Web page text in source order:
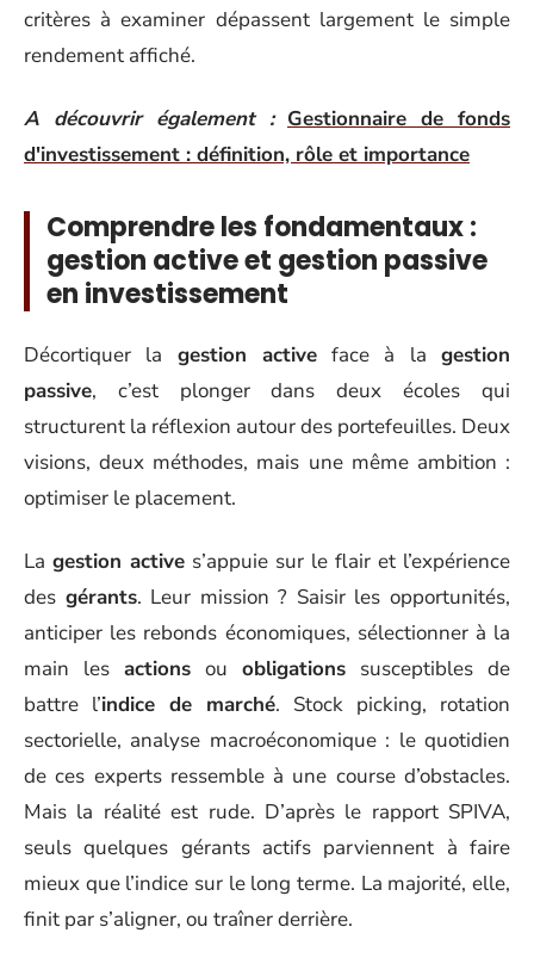
critères à examiner dépassent largement le simple
rendement affiché.
A découvrir également : Gestionnaire de fonds
d'investissement : définition, rôle et importance
Comprendre les fondamentaux :
gestion active et gestion passive
en investissement
Décortiquer la gestion activeface à lagestion
passive, c’est plonger dans deux écoles qui
structurent la réflexion autour des portefeuilles. Deux
visions, deux méthodes, mais une même ambition :
optimiser le placement.
La gestion active s’appuie sur le flair et l’expérience
des gérants. Leur mission ? Saisir les opportunités,
anticiper les rebonds économiques, sélectionner à la
main les actions ou obligations susceptibles de
battre l’indice de marché. Stock picking, rotation
sectorielle, analyse macroéconomique : le quotidien
de ces experts ressemble à une course d’obstacles.
Mais la réalité est rude. D’après le rapport SPIVA,
seuls quelques gérants actifs parviennent à faire
mieux que l’indice sur le long terme. La majorité, elle,
finit par s’aligner, ou traîner derrière.